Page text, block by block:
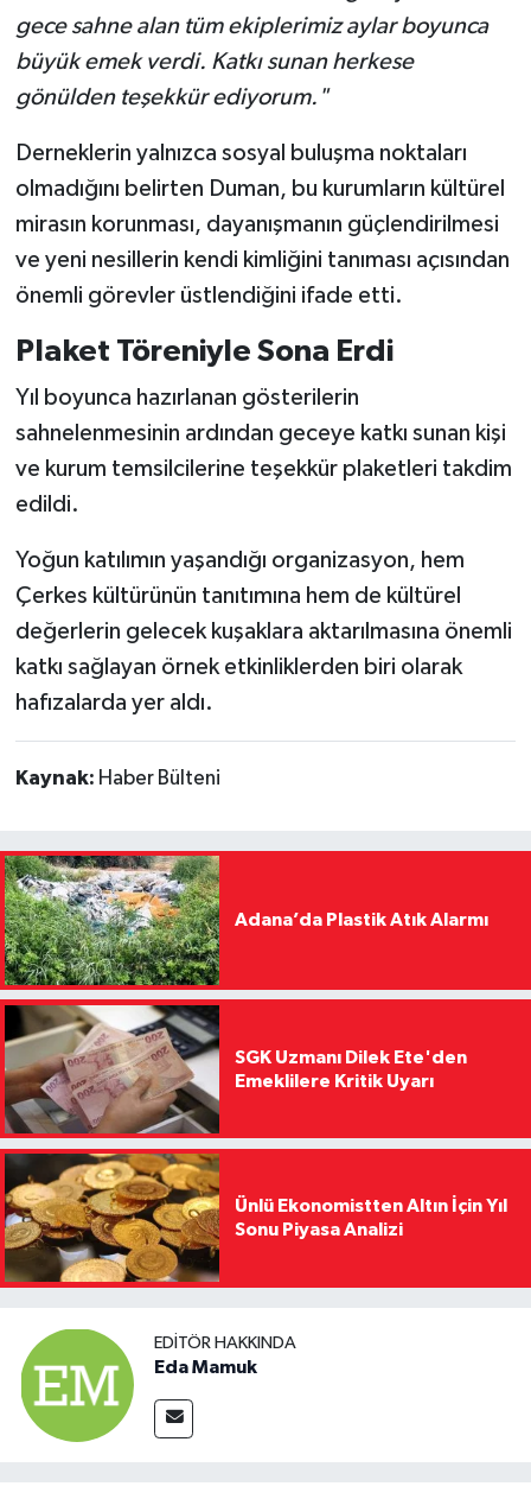
gece sahne alan tüm ekiplerimiz aylar boyunca
büyük emek verdi. Katkı sunan herkese
gönülden teşekkür ediyorum."
Derneklerin yalnızca sosyal buluşma noktaları
olmadığını belirten Duman, bu kurumların kültürel
mirasın korunması, dayanışmanın güçlendirilmesi
ve yeni nesillerin kendi kimliğini tanıması açısından
önemli görevler üstlendiğini ifade etti.
Plaket Töreniyle Sona Erdi
Yıl boyunca hazırlanan gösterilerin
sahnelenmesinin ardından geceye katkı sunan kişi
ve kurum temsilcilerine teşekkür plaketleri takdim
edildi.
Yoğun katılımın yaşandığı organizasyon, hem
Çerkes kültürünün tanıtımına hem de kültürel
değerlerin gelecek kuşaklara aktarılmasına önemli
katkı sağlayan örnek etkinliklerden biri olarak
hafızalarda yer aldı.
Kaynak: Haber Bülteni
Adana’da Plastik Atık Alarmı
SGK Uzmanı Dilek Ete'den
Emeklilere Kritik Uyarı
Ünlü Ekonomistten Altın İçin Yıl
Sonu Piyasa Analizi
EDITÖR HAKKINDA
Eda Mamuk